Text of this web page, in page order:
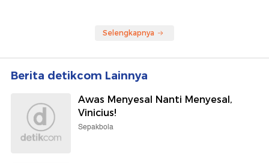
Selengkapnya
Berita detikcom Lainnya
Awas Menyesal Nanti Menyesal,
Vinicius!
Sepakbola